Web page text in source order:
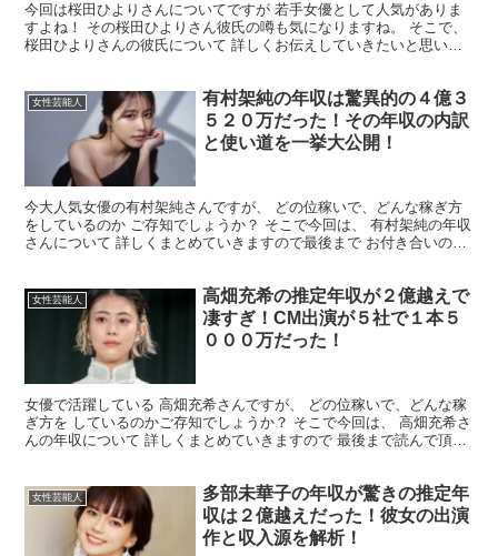
今回は桜田ひよりさんについてですが 若手女優として人気がありま
すよね！ その桜田ひよりさん彼氏の噂も気になりますね。 そこで、
桜田ひよりさんの彼氏について 詳しくお伝えしていきたいと思いま
女性芸能人
有村架純の年収は驚異的の４億３
５２０万だった！その年収の内訳
と使い道を一挙大公開！
今大人気女優の有村架純さんですが、 どの位稼いで、どんな稼ぎ方
をしているのか ご存知でしょうか？ そこで今回は、 有村架純の年収
さんについて 詳しくまとめていきますので最後まで お付き合いのほ
女性芸能人
高畑充希の推定年収が２億越えで
凄すぎ！CM出演が５社で１本５
０００万だった！
女優で活躍している 高畑充希さんですが、 どの位稼いで、どんな稼
ぎ方を しているのかご存知でしょうか？ そこで今回は、 高畑充希さ
んの年収について 詳しくまとめていきますので 最後まで読んで頂け
女性芸能人
多部未華子の年収が驚きの推定年
収は２億越えだった！彼女の出演
作と収入源を解析！